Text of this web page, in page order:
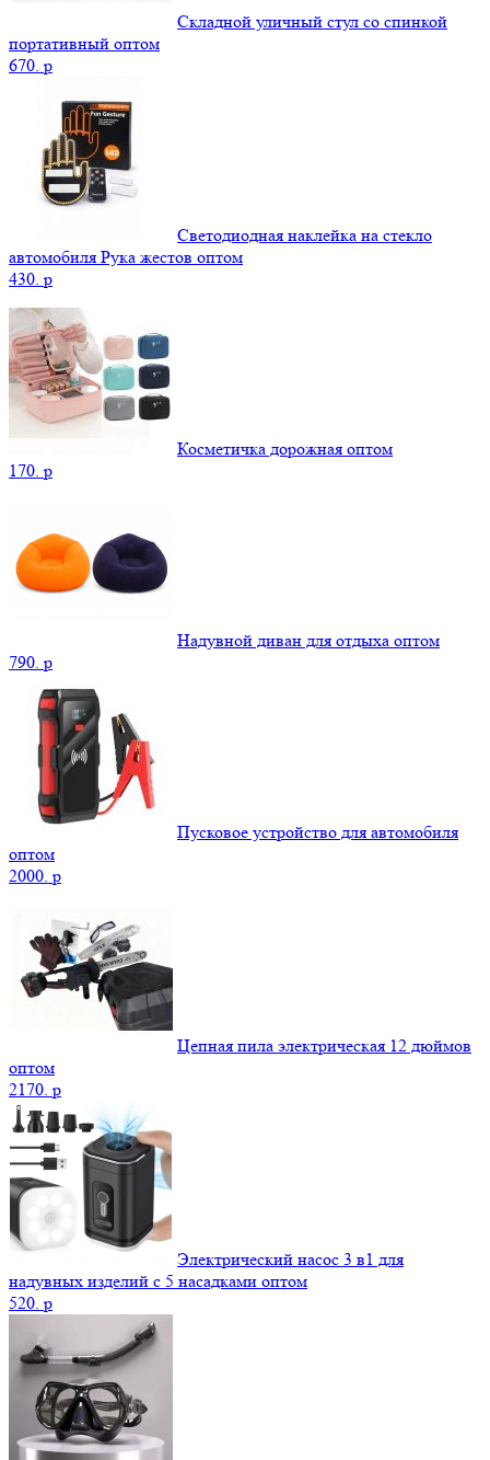
Складной уличный стул со спинкой
портативный оптом
670. p
Светодиодная наклейка на стекло
автомобиля Рука жестов оптом
430. p
Косметичка дорожная оптом
170. p
Надувной диван для отдыха оптом
790. p
Пусковое устройство для автомобиля
оптом
2000. p
Цепная пила электрическая 12 дюймов
оптом
2170. p
Электрический насос 3 в1 для
надувных изделий с 5 насадками оптом
520. p